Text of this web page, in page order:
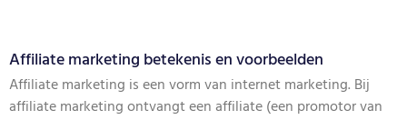
Affiliate marketing betekenis en voorbeelden
Affiliate marketing is een vorm van internet marketing. Bij
affiliate marketing ontvangt een affiliate (een promotor van